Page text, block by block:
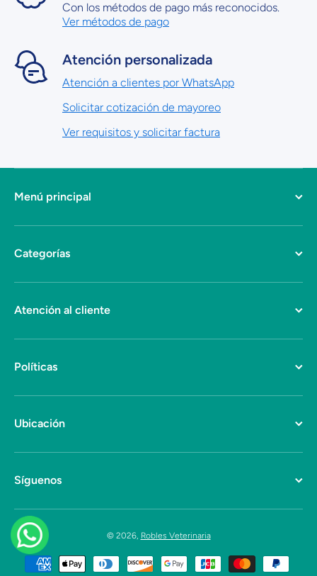
Con los métodos de pago más reconocidos.
Ver métodos de pago
Atención personalizada
Atención a clientes por WhatsApp
Solicitar cotización de mayoreo
Ver requisitos y solicitar factura
Menú principal
Categorías
Atención al cliente
Políticas
Ubicación
Síguenos
© 2026, Robles Veterinaria
Formas de pago